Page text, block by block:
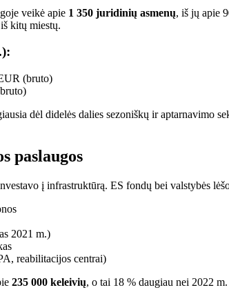
veikė apie 1 350 juridinių asmenų, iš jų apie
kitų miestų.
(bruto)
dėl didelės dalies sezoniškų ir aptarnavimo
paslaugos
į infrastruktūrą. ES fondų bei valstybės
2021 m.)
reabilitacijos centrai)
235 000 keleivių, o tai 18 % daugiau nei 2022 m.